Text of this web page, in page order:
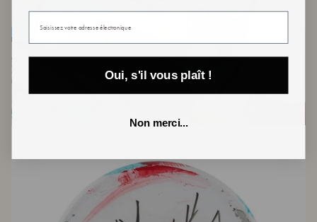
Votre email
Oui, s'il vous plaît !
Non merci...